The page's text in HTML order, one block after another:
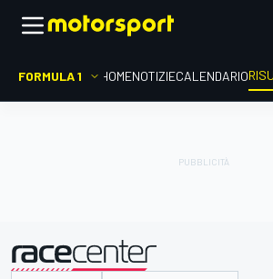
FORMULA 1 HOMENOTIZIECALENDARIO